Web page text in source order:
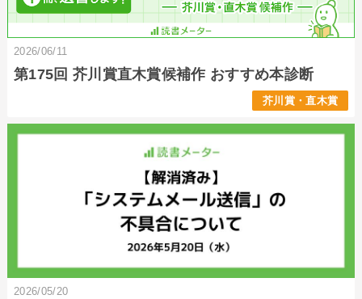
2026/06/11
第175回 芥川賞直木賞候補作 おすすめ本診断
芥川賞・直木賞
2026/05/20